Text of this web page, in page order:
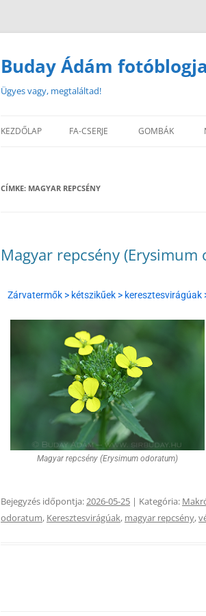
Buday Ádám fotóblogja
Ügyes vagy, megtaláltad!
KEZDŐLAP FA-CSERJE GOMBÁK
CÍMKE: MAGYAR REPCSÉNY
Magyar repcsény (Erysimum
Zárvatermők > kétszikűek > keresztesvirágúak
Magyar repcsény (Erysimum odoratum)
Bejegyzés időpontja:2026-05-25 | Kategória:
odoratum, Keresztesvirágúak, magyar repcsény,